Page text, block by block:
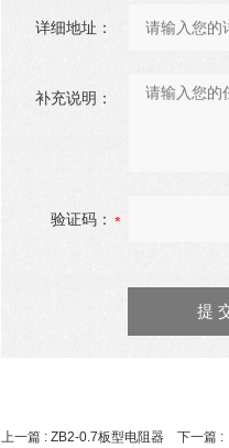
详细地址：
补充说明：
验证码：
上一篇 : ZB2-0.7板型电阻器 下一篇 :